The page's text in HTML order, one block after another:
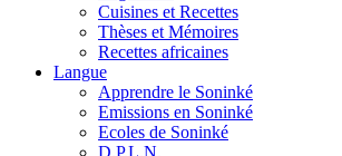
Cuisines et Recettes
Thèses et Mémoires
Recettes africaines
Langue
Apprendre le Soninké
Emissions en Soninké
Ecoles de Soninké